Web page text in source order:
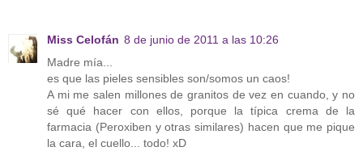
Miss Celofán 8 de junio de 2011 a las 10:26
Madre mía...
es que las pieles sensibles son/somos un caos!
A mi me salen millones de granitos de vez en cuando, y no
sé qué hacer con ellos, porque la típica crema de la
farmacia (Peroxiben y otras similares) hacen que me pique
la cara, el cuello... todo! xD